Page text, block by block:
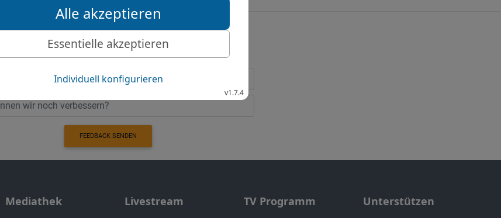
Möchtest du uns Feedback geben?
Bewertung der Bibelthek
FEEDBACK SENDEN
Mediathek Livestream TV Programm Unterstützen